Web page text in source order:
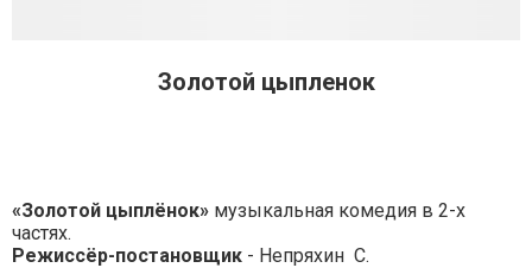
Золотой цыпленок
«Золотой цыплёнок» музыкальная комедия в 2-х
частях.
Режиссёр-постановщик - Непряхин С.